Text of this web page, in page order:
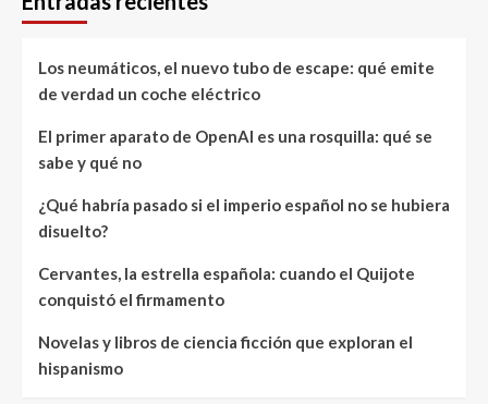
Los neumáticos, el nuevo tubo de escape: qué emite
de verdad un coche eléctrico
El primer aparato de OpenAI es una rosquilla: qué se
sabe y qué no
¿Qué habría pasado si el imperio español no se hubiera
disuelto?
Cervantes, la estrella española: cuando el Quijote
conquistó el firmamento
Novelas y libros de ciencia ficción que exploran el
hispanismo